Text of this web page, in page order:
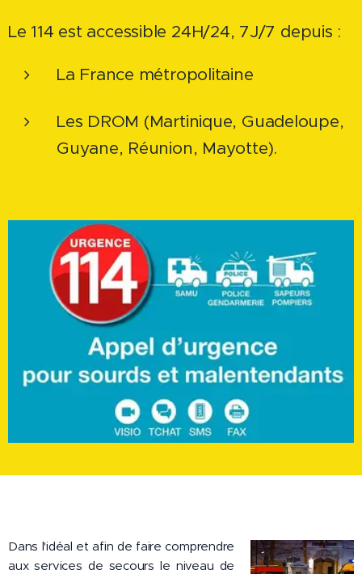
Le 114 est accessible 24H/24, 7J/7 depuis :
La France métropolitaine
Les DROM (Martinique, Guadeloupe,
Guyane, Réunion, Mayotte).
Dans l'idéal et afin de faire comprendre
aux services de secours le niveau de